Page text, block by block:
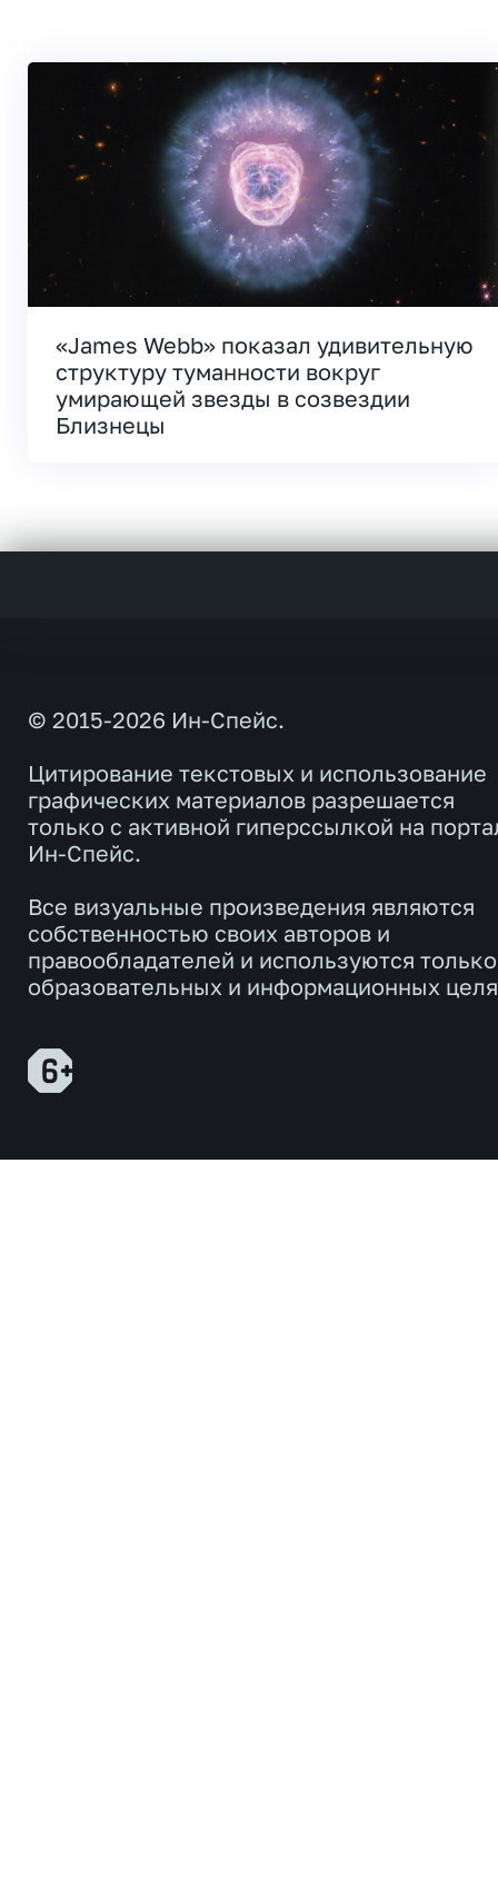
«James Webb» показал удивительную
структуру туманности вокруг
умирающей звезды в созвездии
Близнецы
© 2015-2026 Ин-Спейс.
Цитирование текстовых и использование
графических материалов разрешается
только с активной гиперссылкой на
Ин-Спейс.
Все визуальные произведения являются
собственностью своих авторов и
правообладателей и используются
образовательных и информационных